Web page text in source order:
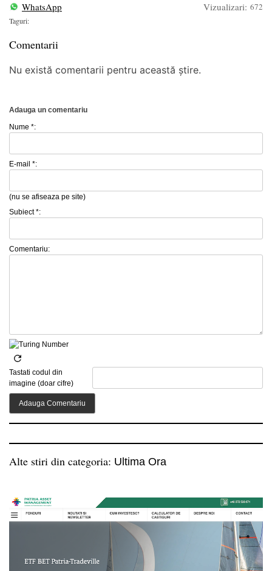
WhatsApp
Vizualizari: 672
Taguri:
Comentarii
Nu există comentarii pentru această știre.
Adauga un comentariu
Nume *:
E-mail *:
(nu se afiseaza pe site)
Subiect *:
Comentariu:
Tastati codul din
imagine (doar cifre)
Alte stiri din categoria: Ultima Ora